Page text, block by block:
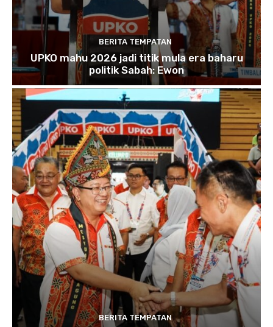
BERITA TEMPATAN
UPKO mahu 2026 jadi titik mula era baharu
politik Sabah: Ewon
BERITA TEMPATAN